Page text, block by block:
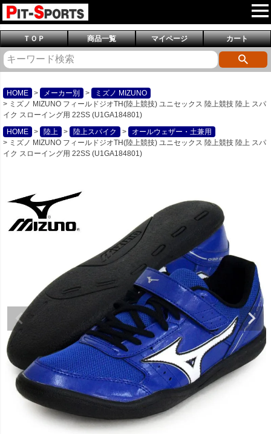
ＴＯＰ 商品一覧 マイページ カート
HOME メーカー別
ミズノ MIZUNO
ミズノ MIZUNO フィールドジオTH(陸上競技) ユニセックス 陸上競技 陸上 スパ
イク スローイング用 22SS (U1GA184801)
HOME
陸上 陸上スパイク
オールウェザー・土兼用
ミズノ MIZUNO フィールドジオTH(陸上競技) ユニセックス 陸上競技 陸上 スパ
イク スローイング用 22SS (U1GA184801)